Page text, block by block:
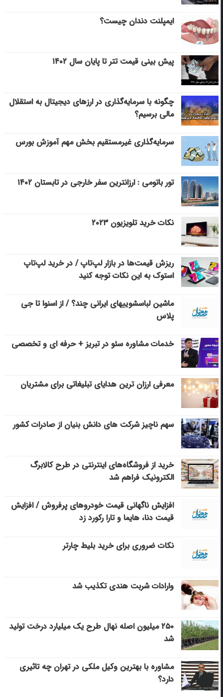
ایمپلنت دندان چیست؟
پیش بینی قیمت تتر تا پایان سال ۱۴۰۲
چگونه با سرمایه‌گذاری در ارزهای دیجیتال به استقلال
مالی برسیم؟
سرمایه‌گذاری غیرمستقیم بخش مهم آموزش بورس
تور باتومی : ارزانترین سفر خارجی در تابستان ۱۴۰۲
نکات خرید تلویزیون ۲۰۲۳
ریزش قیمت‌ها در بازار لپ‌تاپ / در خرید لپ‌تاپ
استوک به این نکات توجه کنید
ماشین لباسشویی‎های ایرانی چند؟ / از اسنوا تا جی
پلاس
خدمات مشاوره سئو در تبریز + حرفه ای و تخصصی
معرفی ارزان ترین هدایای تبلیغاتی برای مشتریان
سهم ناچیز شرکت های دانش بنیان از صادرات کشور
خرید از فروشگاه‌های اینترنتی در طرح کالابرگ
الکترونیک فراهم شد
افزایش ناگهانی قیمت خودروهای پرفروش / افزایش
قیمت دنا، هایما و تارا رکورد زد
نکات ضروری برای خرید بلیط چارتر
وارادات شربت هندی تکذیب شد
۲۵۰ میلیون اصله نهال طرح یک میلیارد درخت تولید
شد
مشاوره با بهترین وکیل ملکی در تهران چه تاثیری
دارد؟